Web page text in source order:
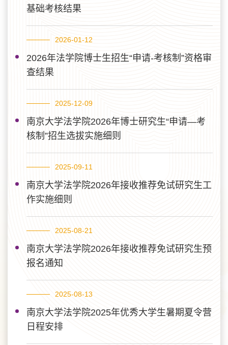
基础考核结果
2026-01-12
2026年法学院博士生招生“申请-考核制”资格审
查结果
2025-12-09
南京大学法学院2026年博士研究生“申请—考
核制”招生选拔实施细则
2025-09-11
南京大学法学院2026年接收推荐免试研究生工
作实施细则
2025-08-21
南京大学法学院2026年接收推荐免试研究生预
报名通知
2025-08-13
南京大学法学院2025年优秀大学生暑期夏令营
日程安排